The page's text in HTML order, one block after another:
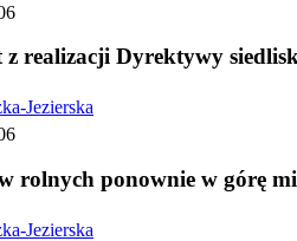
realizacji Dyrektywy
Jezierska
rolnych ponownie w górę
Jezierska